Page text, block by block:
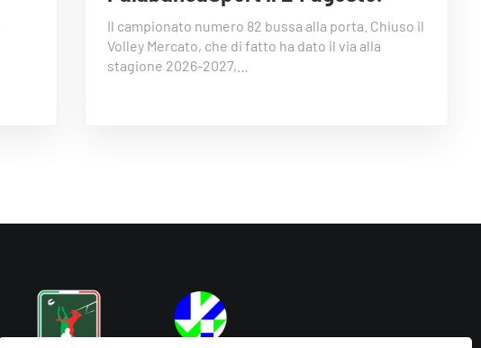
Il campionato numero 82 bussa alla porta. Chiuso il
Volley Mercato, che di fatto ha dato il via alla
stagione 2026-2027,…